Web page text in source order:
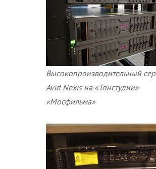
Высокопроизводительный
Avid Nexis на «Тонстудии»
«Мосфильма»